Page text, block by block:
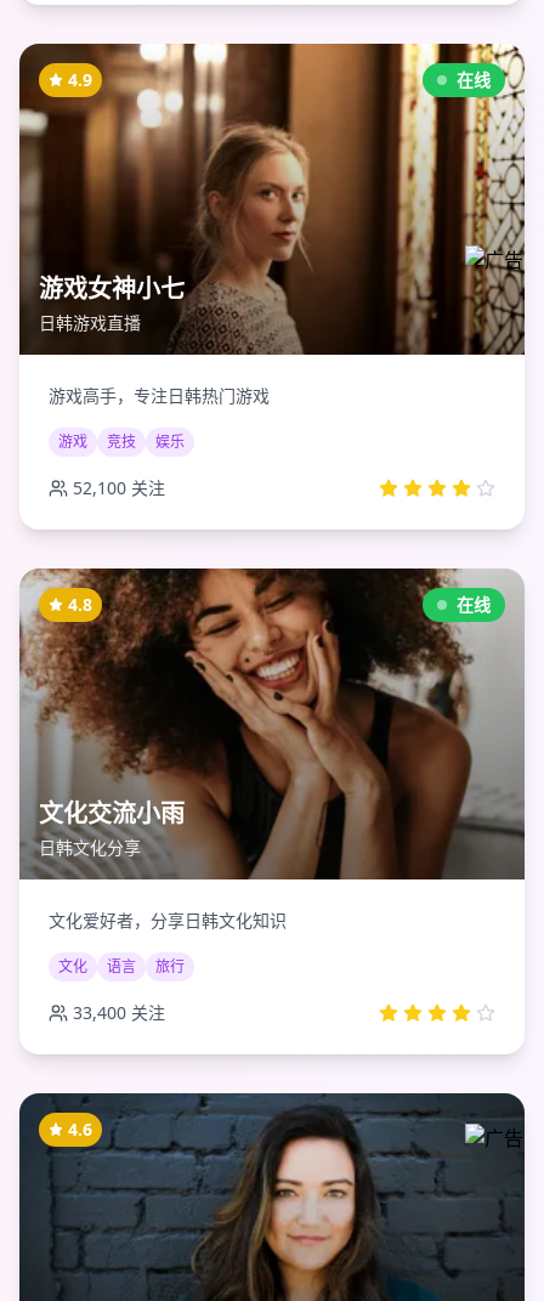
在线
4.9
游戏女神小七
日韩游戏直播
游戏高手，专注日韩热门游戏
游戏 竞技 娱乐
52,100 关注
在线
4.8
文化交流小雨
日韩文化分享
文化爱好者，分享日韩文化知识
文化 语言 旅行
33,400 关注
4.6